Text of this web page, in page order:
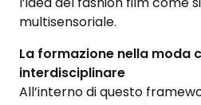
multisensoriale.
La formazione nella moda
interdisciplinare
All’interno di questo